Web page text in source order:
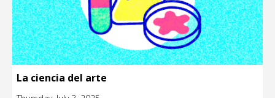
La ciencia del arte